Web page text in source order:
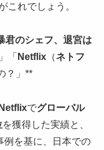
これでしょう。
君のシェフ、退宮は
「 Netflix （ネトフ
？」**
でグローバル
を獲得した実績と、
例を基に、日本での